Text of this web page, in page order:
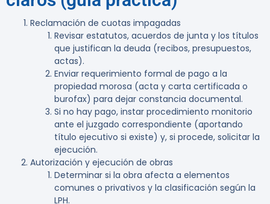
Reclamación de cuotas impagadas
Revisar estatutos, acuerdos de junta y los títulos
que justifican la deuda (recibos, presupuestos,
actas).
Enviar requerimiento formal de pago a la
propiedad morosa (acta y carta certificada o
burofax) para dejar constancia documental.
Si no hay pago, instar procedimiento monitorio
ante el juzgado correspondiente (aportando
título ejecutivo si existe) y, si procede, solicitar la
ejecución.
Autorización y ejecución de obras
Determinar si la obra afecta a elementos
comunes o privativos y la clasificación según la
LPH.